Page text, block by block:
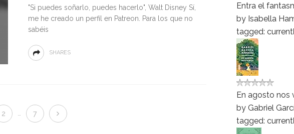
"Si puedes soñarlo, puedes hacerlo", Walt Disney Sí,
me he creado un perfil en Patreon. Para los que no
sabéis
SHARES
2 … 7
Entra el
by Isabella
tagged:
En agosto nos
by Gabriel
tagged: